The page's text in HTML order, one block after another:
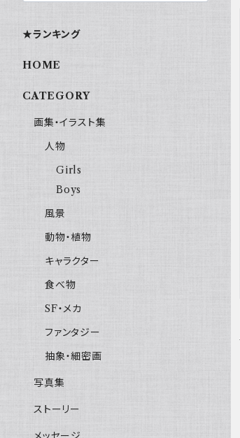
★ランキング
HOME
CATEGORY
画集・イラスト集
人物
Girls
Boys
風景
動物・植物
キャラクター
食べ物
SF・メカ
ファンタジー
抽象・細密画
写真集
ストーリー